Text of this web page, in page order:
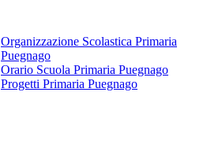
Organizzazione Scolastica Primaria
Puegnago
Orario Scuola Primaria Puegnago
Progetti Primaria Puegnago